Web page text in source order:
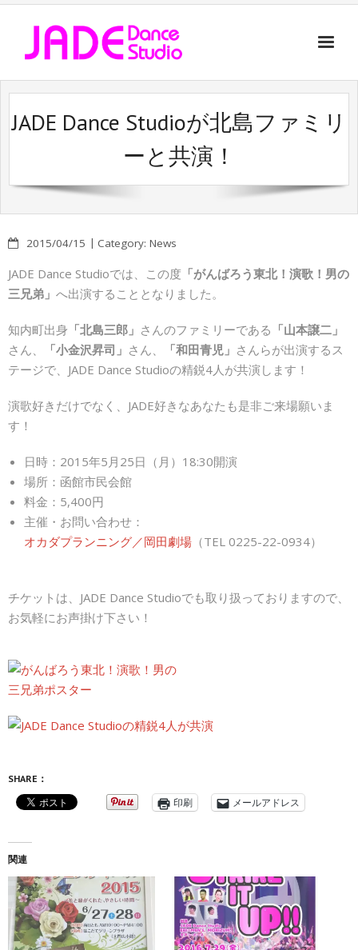
Instructor
Class
History
JADE Dance Studioが北島ファミリ
ーと共演！
2015/04/15 Category: News
JADE Dance Studioでは、この度 「がんばろう東北！演歌！男の
三兄弟」 へ出演することとなりました。
知内町出身 「北島三郎」 さんのファミリーである 「山本譲二」
さん、
「小金沢昇司」 さん、 「和田青児」 さんらが出演するス
テージで、JADE Dance Studioの精鋭4人が共演します！
演歌好きだけでなく、JADE好きなあなたも是非ご来場願いま
す！
日時：2015年5月25日（月）18:30開演
場所：函館市民会館
料金：5,400円
主催・お問い合わせ：
オカダプランニング／岡田劇場 （TEL 0225-22-0934）
チケットは、JADE Dance Studioでも取り扱っておりますので、
お気軽にお声掛け下さい！
SHARE：
印刷 メールアドレス
関連